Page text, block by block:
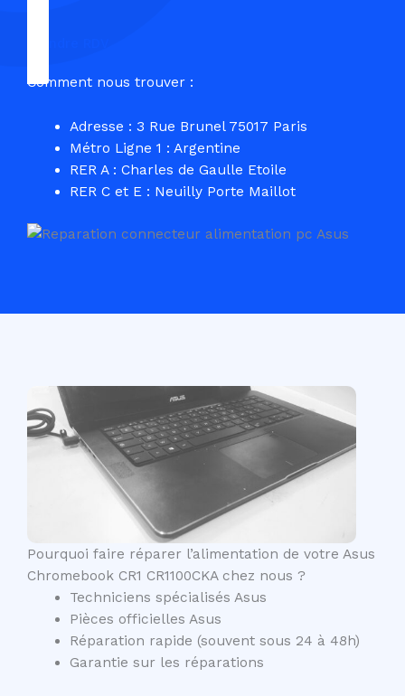
Comment nous trouver :
Adresse : 3 Rue Brunel 75017 Paris
Métro Ligne 1 : Argentine
RER A : Charles de Gaulle Etoile
RER C et E : Neuilly Porte Maillot
Pourquoi faire réparer l’alimentation de votre Asus
Chromebook CR1 CR1100CKA chez nous ?
Techniciens spécialisés Asus
Pièces officielles Asus
Réparation rapide (souvent sous 24 à 48h)
Garantie sur les réparations